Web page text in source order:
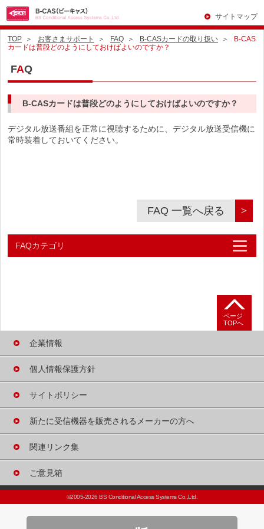
サイトマップ
TOP お客さまサポート FAQ B-CASカードの取り扱い
B-CAS
カードは普段どのようにしておけばよいのですか？
FAQ
B-CASカードは普段どのようにしておけばよいのですか？
デジタル放送番組を正常に視聴するために、デジタル放送受信機に
常時装着しておいてください。
FAQ 一覧へ戻る ＞
FAQカテゴリ
B-CASカードの
B-CASカード概要
B-CASカードの
「不正改ざんカード」
について
B-CASカードの
ページ
TOPへ
企業情報
個人情報保護方針
サイトポリシー
新たに受信機器を販売される メーカーの方へ
関連リンク集
ご意見箱
©2005-2026 BS Conditional Access Systems Co.,Ltd.